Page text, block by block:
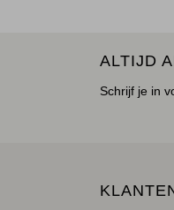
ALTIJD
Schrijf je in